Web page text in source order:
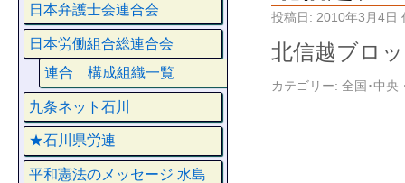
投稿日: 2010年3月4日
北信越ブロ
カテゴリー: 全国･中央
日本弁護士会連合会
日本労働組合総連合会
連合 構成組織一覧
九条ネット石川
★石川県労連
平和憲法のメッセージ 水島